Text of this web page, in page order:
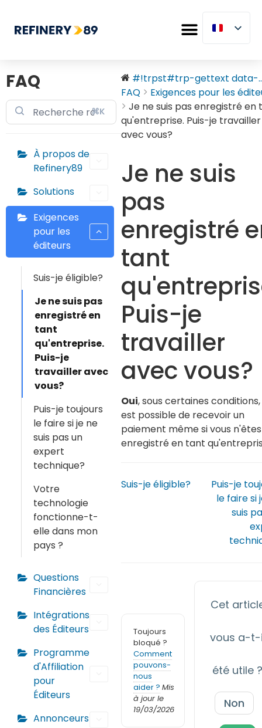
FAQ
⌘K
À propos de
Refinery89
Solutions
Exigences
pour les
éditeurs
Suis-je éligible?
Je ne suis pas
enregistré en
tant
qu'entreprise.
Puis-je
travailler avec
vous?
Puis-je toujours
le faire si je ne
suis pas un
expert
technique?
Votre
technologie
fonctionne-t-
elle dans mon
pays ?
Questions
Financières
Intégrations
des Éditeurs
Programme
d'Affiliation
pour
Éditeurs
Annonceurs
#!trpst#trp-gettext data-
FAQ
Exigences pour les
Je ne suis pas enregistré en
qu'entreprise. Puis-je travailler
avec vous?
Je ne suis
pas
enregistré
tant
Puis-je
travailler
avec vous?
Oui, sous certaines conditions,
est possible de recevoir un
paiement même si vous
enregistré en tant
Suis-je éligible?
Puis-je
le faire si
suis
Toujours
bloqué ?
Comment
pouvons-
nous
aider ? Mis
à jour le
19/03/2026
Cet
vous a-
été utile
Non